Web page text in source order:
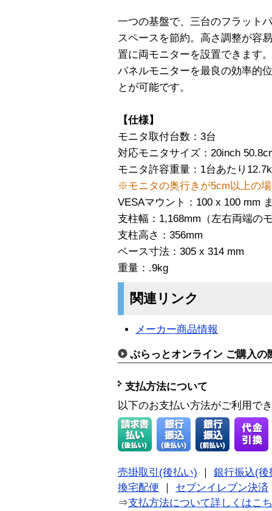
一つの基盤で、三台のフラット
スペースを節約。高さ調整が容
置に両モニターを設置できます
パネルモニターを最良の効率的
とが可能です。
【仕様】
モニタ取付台数：3台
対応モニタサイズ：20inch
モニタ許容重量：1台あたり
※モニタの奥行きが5cm以上の
VESAマウント：100 x 100 mm
支柱幅：1,168mm（左右両端の
支柱高さ：356mm
ベース寸法：305 x 314 mm
重量：.9kg
関連リンク
メーカー商品情報
ぷらっとオンライン ご購入の
支払方法について
以下のお支払い方法がご利用で
売掛取引(後払い)
銀行振込(後
換宅配便
セブンイレブン決済
⇒支払方法について詳しくはこ